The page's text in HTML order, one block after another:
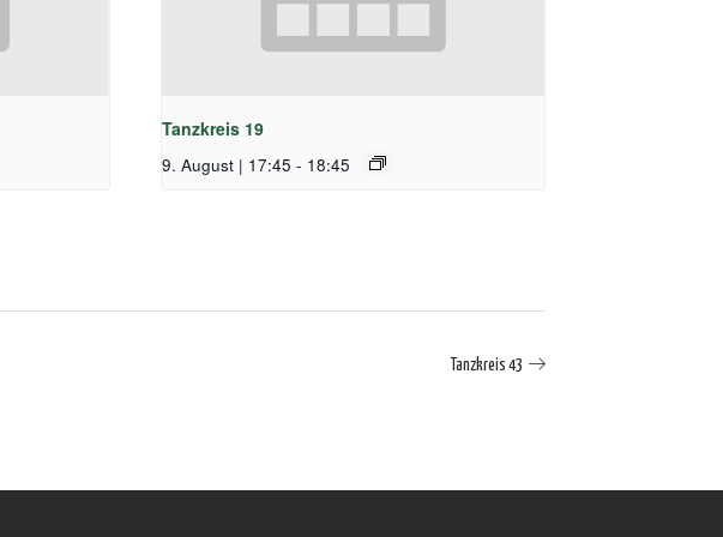
Tanzkreis 19
9. August | 17:45 - 18:45
Tanzkreis 43